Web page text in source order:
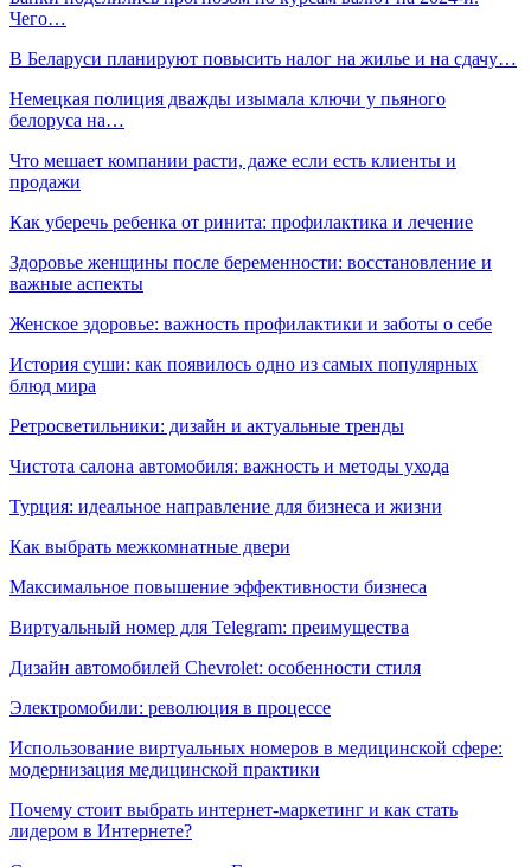
Чего…
В Беларуси планируют повысить налог на жилье и на сдачу…
Немецкая полиция дважды изымала ключи у пьяного
белоруса на…
Что мешает компании расти, даже если есть клиенты и
продажи
Как уберечь ребенка от ринита: профилактика и лечение
Здоровье женщины после беременности: восстановление и
важные аспекты
Женское здоровье: важность профилактики и заботы о себе
История суши: как появилось одно из самых популярных
блюд мира
Ретросветильники: дизайн и актуальные тренды
Чистота салона автомобиля: важность и методы ухода
Турция: идеальное направление для бизнеса и жизни
Как выбрать межкомнатные двери
Максимальное повышение эффективности бизнеса
Виртуальный номер для Telegram: преимущества
Дизайн автомобилей Chevrolet: особенности стиля
Электромобили: революция в процессе
Использование виртуальных номеров в медицинской сфере:
модернизация медицинской практики
Почему стоит выбрать интернет-маркетинг и как стать
лидером в Интернете?